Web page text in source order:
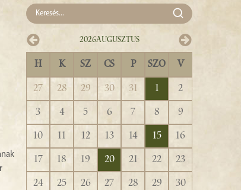
2026Augusztus
H K SZ CS P SZO V
27 28 29 30 31 1
2
3
4 5 6 7 8
9
10
11 12 13 14 15
16
17
18 19 20 21 22
23
24
25 26 27 28 29
30